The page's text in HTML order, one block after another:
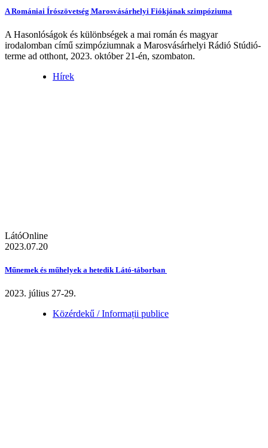
A Romániai Írószövetség Marosvásárhelyi Fiókjának szimpóziuma
A Hasonlóságok és különbségek a mai román és magyar
irodalomban című szimpóziumnak a Marosvásárhelyi Rádió Stúdió-
terme ad otthont, 2023. október 21-én, szombaton.
Hírek
LátóOnline
2023.07.20
Műnemek és műhelyek a hetedik Látó-táborban
2023. július 27-29.
Közérdekű / Informații publice